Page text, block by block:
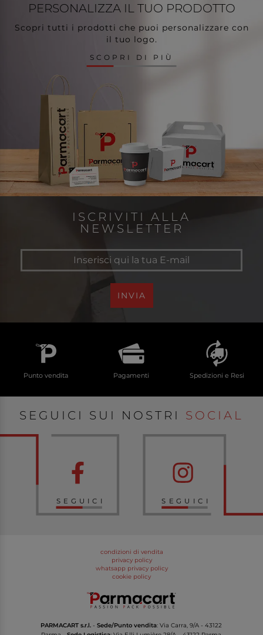
PERSONALIZZA IL TUO PRODOTTO
Scopri tutti i prodotti che puoi personalizzare con
il tuo logo.
SCOPRI DI PIÙ
ISCRIVITI ALLA
NEWSLETTER
INVIA
Punto vendita Pagamenti Spedizioni e Resi
SEGUICI SUI NOSTRI SOCIAL
SEGUICI SEGUICI
condizioni di vendita
privacy policy
whatsapp privacy policy
cookie policy
PARMACART s.r.l. -Sede/Punto vendita: Via Carra, 9/A - 43122